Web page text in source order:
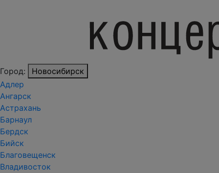
Город:
Новосибирск
Адлер
Ангарск
Астрахань
Барнаул
Бердск
Бийск
Благовещенск
Владивосток